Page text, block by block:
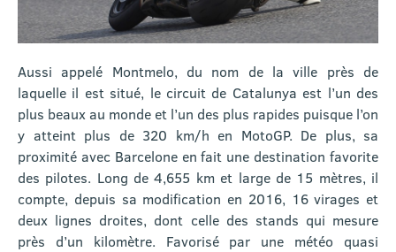
Aussi appelé Montmelo, du nom de la ville près de
laquelle il est situé, le circuit de Catalunya est l’un des
plus beaux au monde et l’un des plus rapides puisque l’on
y atteint plus de 320 km/h en MotoGP. De plus, sa
proximité avec Barcelone en fait une destination favorite
des pilotes. Long de 4,655 km et large de 15 mètres, il
compte, depuis sa modification en 2016, 16 virages et
deux lignes droites, dont celle des stands qui mesure
près d’un kilomètre. Favorisé par une météo quasi